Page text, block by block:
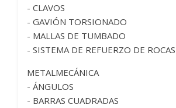
- CLAVOS
- GAVIÓN TORSIONADO
- MALLAS DE TUMBADO
- SISTEMA DE REFUERZO DE ROCAS
METALMECÁNICA
- ÁNGULOS
- BARRAS CUADRADAS